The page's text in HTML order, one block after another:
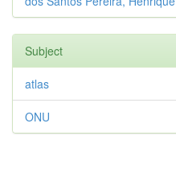
Subject
atlas
ONU